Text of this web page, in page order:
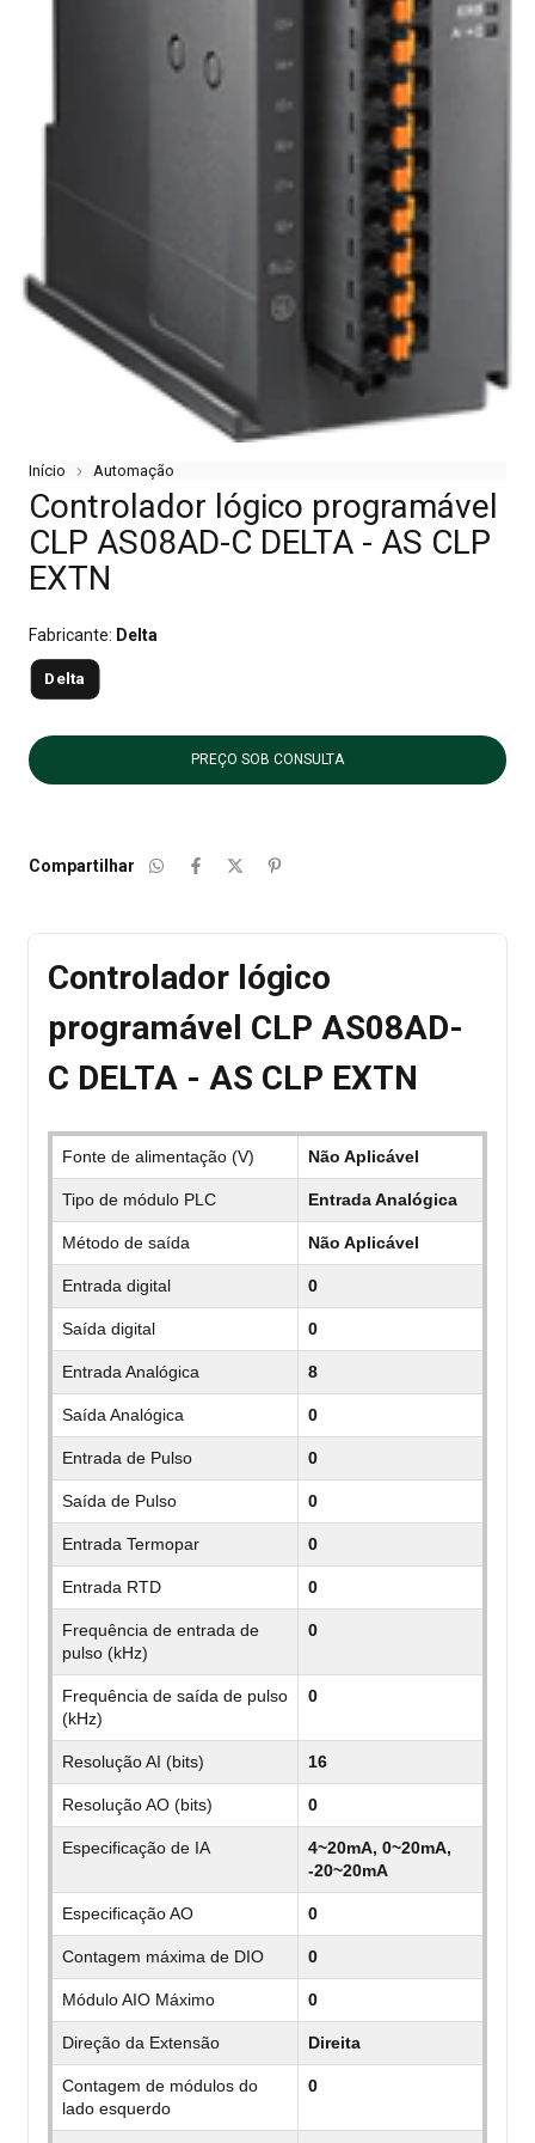
Início Automação
Controlador lógico programável
CLP AS08AD-C DELTA - AS CLP
EXTN
Fabricante: Delta
Delta
Compartilhar
Controlador lógico
programável CLP AS08AD-
C DELTA - AS CLP EXTN
Fonte de alimentação (V) Não Aplicável
Tipo de módulo PLC Entrada Analógica
Método de saída Não Aplicável
Entrada digital 0
Saída digital 0
Entrada Analógica 8
Saída Analógica 0
Entrada de Pulso 0
Saída de Pulso 0
Entrada Termopar 0
Entrada RTD 0
Frequência de entrada de
pulso (kHz)
0
Frequência de saída de pulso
(kHz)
0
Resolução AI (bits) 16
Resolução AO (bits) 0
Especificação de IA
4~20mA, 0~20mA,
-20~20mA
Especificação AO 0
Contagem máxima de DIO 0
Módulo AIO Máximo 0
Direção da Extensão Direita
Contagem de módulos do
lado esquerdo
0